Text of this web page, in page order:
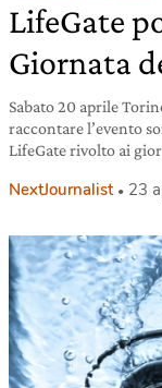
LifeGate
Giornata
Sabato 20 aprile
raccontare l’evento
LifeGate rivolto ai
NextJournalist 23